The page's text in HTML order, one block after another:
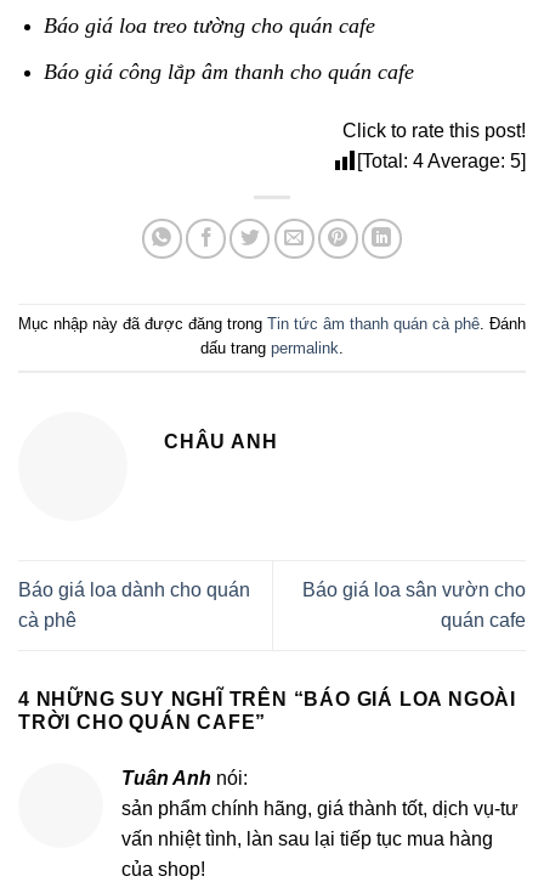
Báo giá loa treo tường cho quán cafe
Báo giá công lắp âm thanh cho quán cafe
Click to rate this post!
[Total: 4Average: 5]
Mục nhập này đã được đăng trong Tin tức âm thanh quán cà phê. Đánh
dấu trang permalink.
CHÂU ANH
Báo giá loa dành cho quán
cà phê
Báo giá loa sân vườn cho
quán cafe
4 NHỮNG SUY NGHĨ TRÊN “ BÁO GIÁ LOA NGOÀI
TRỜI CHO QUÁN CAFE”
Tuân Anh nói:
sản phẩm chính hãng, giá thành tốt, dịch vụ-tư
vấn nhiệt tình, làn sau lại tiếp tục mua hàng
của shop!